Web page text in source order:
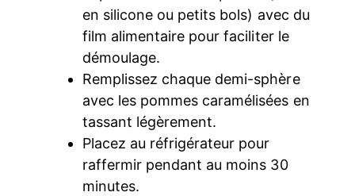
en silicone ou petits bols) avec du
film alimentaire pour faciliter le
démoulage.
Remplissez chaque demi-sphère
avec les pommes caramélisées en
tassant légèrement.
Placez au réfrigérateur pour
raffermir pendant au moins 30
minutes.